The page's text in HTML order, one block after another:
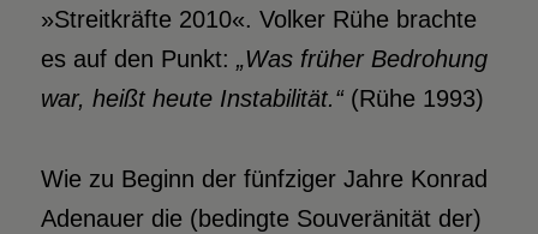
»Streitkräfte 2010«. Volker Rühe brachte
es auf den Punkt: „Was früher Bedrohung
war, heißt heute Instabilität.“(Rühe 1993)
Wie zu Beginn der fünfziger Jahre Konrad
Adenauer die (bedingte Souveränität der)